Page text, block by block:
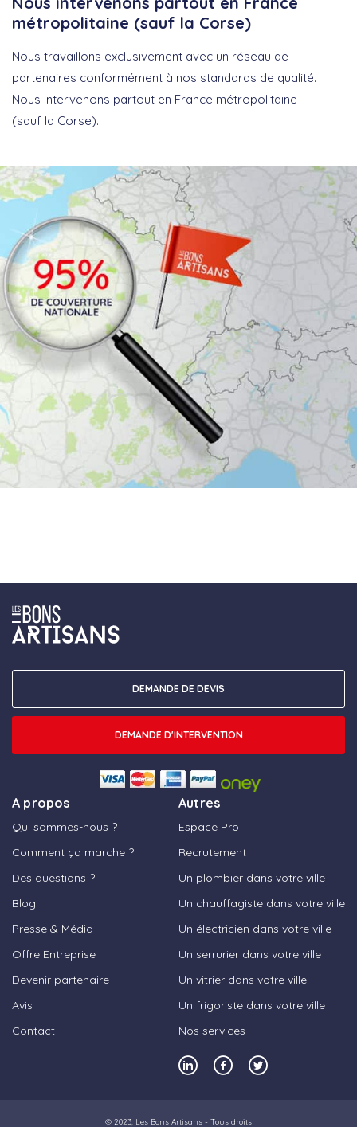
métropolitaine (sauf la Corse)
Nous travaillons exclusivement avec un réseau de
partenaires conformément à nos standards de qualité.
Nous intervenons partout en France métropolitaine
(sauf la Corse).
A propos
Qui sommes-nous ?
Comment ça marche ?
Des questions ?
Blog
Presse & Média
Offre Entreprise
Devenir partenaire
Avis
Contact
Autres
Espace Pro
Recrutement
Un plombier dans votre ville
Un chauffagiste dans votre ville
Un électricien dans votre ville
Un serrurier dans votre ville
Un vitrier dans votre ville
Un frigoriste dans votre ville
Nos services
DEMANDE DE DEVIS
DEMANDE D'INTERVENTION
© 2023, Les Bons Artisans - Tous droits